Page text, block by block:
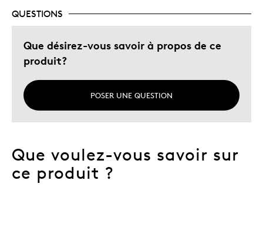
Occasion spéciale
QUESTIONS
Que désirez-vous savoir à propos de ce
produit?
POSER UNE QUESTION
Que voulez-vous savoir sur
ce produit ?